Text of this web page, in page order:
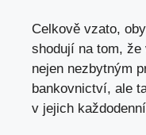
Celkově vzato,
shodují na tom, že
nejen nezbytným
bankovnictví, ale
v jejich